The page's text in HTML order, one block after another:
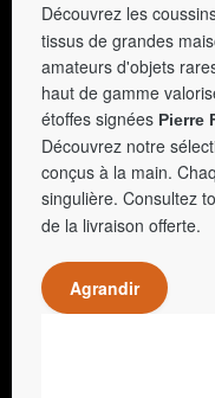
Découvrez les
tissus de grandes
amateurs d'objets
haut de gamme
étoffes signées Pierre
Découvrez notre
conçus à la main.
singulière. Consultez
de la livraison offerte.
Agrandir